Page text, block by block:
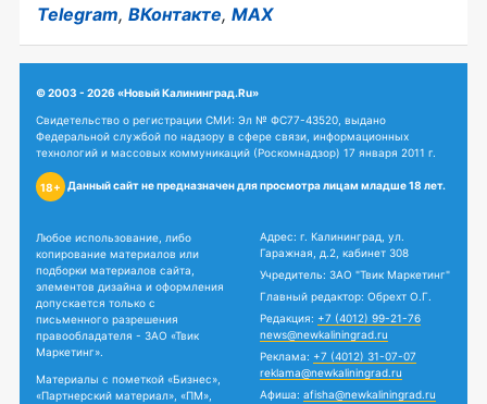
Telegram, ВКонтакте, MAX
© 2003 - 2026 «Новый Калининград.Ru»
Свидетельство о регистрации СМИ: Эл № ФС77-43520, выдано
Федеральной службой по надзору в сфере связи, информационных
технологий и массовых коммуникаций (Роскомнадзор) 17 января 2011 г.
18+ Данный сайт не предназначен для просмотра лицам младше 18 лет.
Любое использование, либо
копирование материалов или
подборки материалов сайта,
элементов дизайна и оформления
допускается только с
письменного разрешения
правообладателя - ЗАО «Твик
Маркетинг».
Материалы с пометкой «Бизнес»,
«Партнерский материал», «ПМ»,
Адрес: г. Калининград, ул.
Гаражная, д.2, кабинет 308
Учредитель: ЗАО "Твик Маркетинг"
Главный редактор: Обрехт О.Г.
Редакция: +7 (4012) 99-21-76
news@newkaliningrad.ru
Реклама: +7 (4012) 31-07-07
reklama@newkaliningrad.ru
Афиша: afisha@newkaliningrad.ru